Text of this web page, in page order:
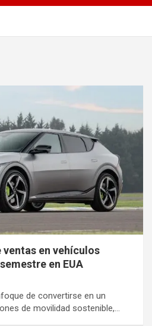
en vehículos
en EUA
de convertirse en un
de movilidad sostenible,…